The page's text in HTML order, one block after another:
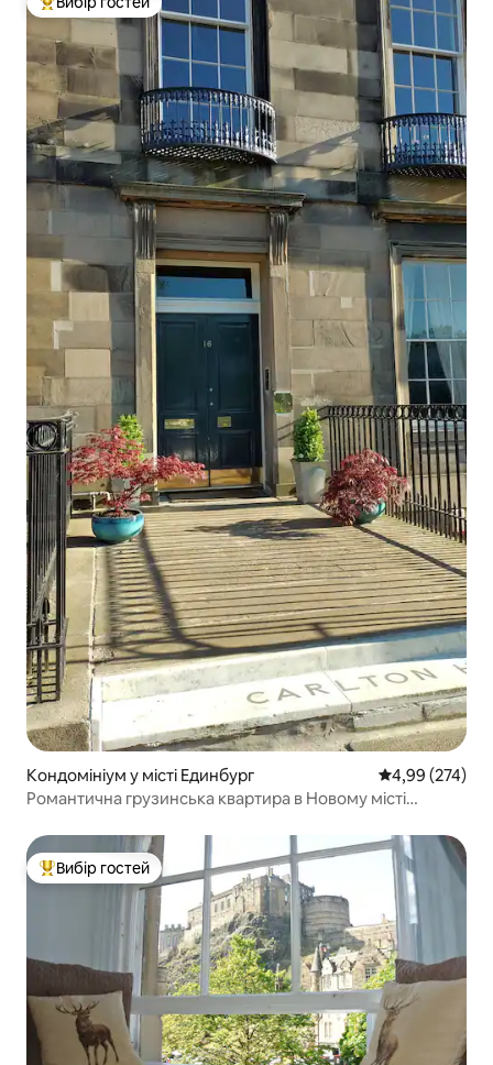
Топ вибір гостей
Кондомініум у місті Единбург Середня
4,99 (274)
Романтична грузинська квартира в Новому місті
Топ вибір гостей
Вибір гостей